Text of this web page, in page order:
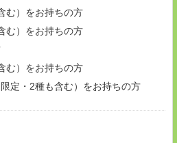
む）をお持ちの方
む）をお持ちの方
む）をお持ちの方
定・2種も含む）をお持ちの方